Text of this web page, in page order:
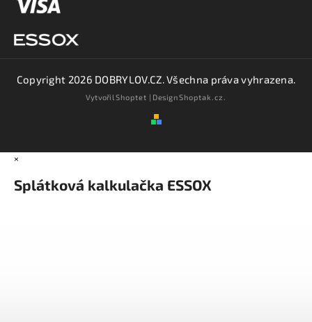
Copyright 2026 DOBRYLOV.CZ. Všechna práva vyhrazena.
VytvořilShoptet | DesignShoptak.cz.
×
Splátková kalkulačka ESSOX